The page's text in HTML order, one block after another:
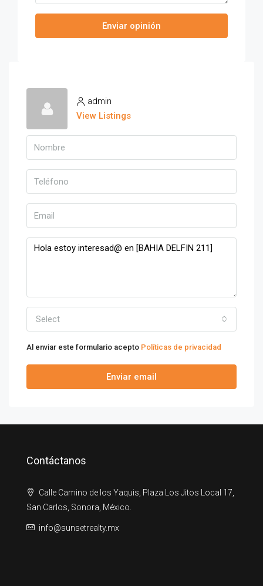
Enviar opinión
admin
View Listings
Select
Al enviar este formulario acepto Políticas de privacidad
Enviar email
Contáctanos
Calle Camino de los Yaquis, Plaza Los Jitos Local 17,
San Carlos, Sonora, México.
info@sunsetrealty.mx